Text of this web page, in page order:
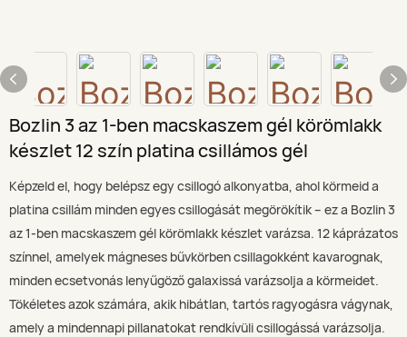
Bozlin 3 az 1-ben macskaszem gél körömlakk
készlet 12 szín platina csillámos gél
Képzeld el, hogy belépsz egy csillogó alkonyatba, ahol körmeid a
platina csillám minden egyes csillogását megörökítik – ez a Bozlin 3
az 1-ben macskaszem gél körömlakk készlet varázsa. 12 káprázatos
színnel, amelyek mágneses bűvkörben csillagokként kavarognak,
minden ecsetvonás lenyűgöző galaxissá varázsolja a körmeidet.
Tökéletes azok számára, akik hibátlan, tartós ragyogásra vágynak,
amely a mindennapi pillanatokat rendkívüli csillogássá varázsolja.